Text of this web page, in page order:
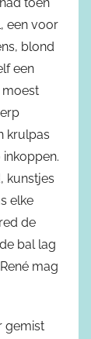
een voor
blond
een
moest
krulpas
kunstjes
elke
de
bal lag
mag
gemist